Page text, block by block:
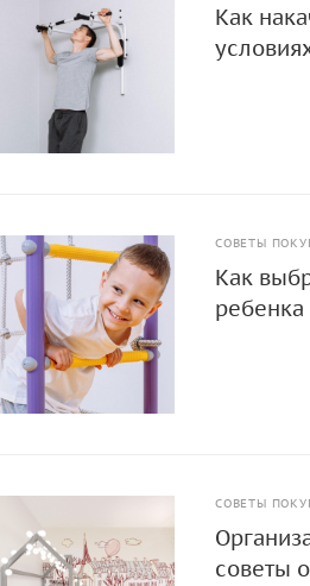
Как
СОВЕТЫ
Как
ребенка
СОВЕТЫ
советы